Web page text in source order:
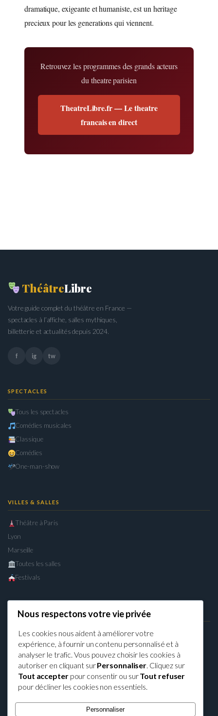
dramatique, exigeante et humaniste, est un heritage
precieux pour les generations qui viennent.
Retrouvez les programmes des grands acteurs
du theatre parisien
TheatreLibre.fr — Le theatre
francais en direct
ThéâtreLibre
Votre guide complet du théâtre en France —
spectacles à l’affiche, salles mythiques,
billetterie et actualités depuis 2024.
f ig tw
SPECTACLES
Tous les spectacles
Comédies musicales
Classique
Comédies
One-man-show
VILLES & SALLES
Théâtre à Paris
Lyon
Marseille
Toutes les salles
Festivals
LÉGAL
Mentions légales
Confidentialité
Cookies
Contact
Nous respectons votre vie privée
Les cookies nous aident à améliorer votre
expérience, à fournir un contenu personnalisé et à
analyser le trafic. Vous pouvez choisir les cookies à
autoriser en cliquant surPersonnaliser . Cliquez sur
Tout accepterpour consentir ou surTout refuser
pour décliner les cookies non essentiels.
Personnaliser